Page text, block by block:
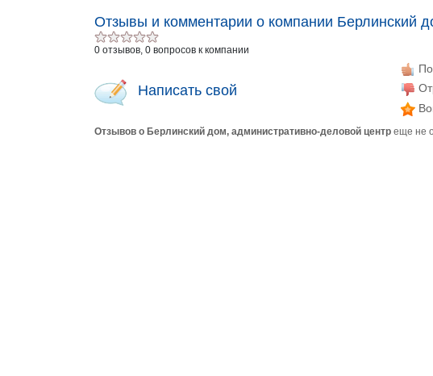
Отзывы и комментарии о компании Берлинский
0 отзывов, 0 вопросов к компании
Написать свой
Отзывов о Берлинский дом, административно-деловой центр еще не